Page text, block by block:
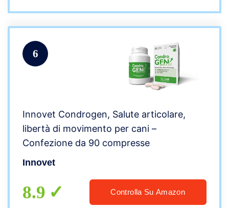
6
Innovet Condrogen, Salute articolare,
libertà di movimento per cani –
Confezione da 90 compresse
Innovet
8.9 Controlla Su Amazon